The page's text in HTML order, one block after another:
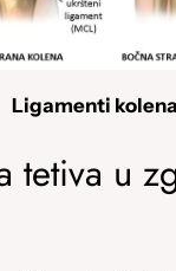
Ligamenti kolena
tetiva u